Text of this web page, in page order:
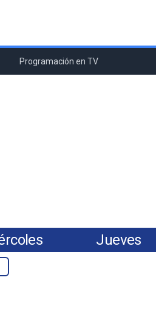
Programación en TV
Jueves